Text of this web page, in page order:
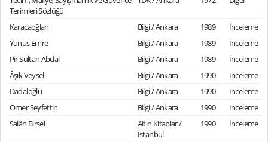
Terimleri Sözlüğü
Karacaoğlan Bilgi / Ankara 1989
İnceleme
Yunus Emre
Bilgi / Ankara 1989
İnceleme
Pir Sultan Abdal
Bilgi / Ankara 1989
İnceleme
Âşık Veysel
Bilgi / Ankara 1990
İnceleme
Dadaloğlu
Bilgi / Ankara 1990
İnceleme
Ömer Seyfettin
Bilgi / Ankara 1990
İnceleme
Salâh Birsel
Altın Kitaplar /
İstanbul
1990 İnceleme